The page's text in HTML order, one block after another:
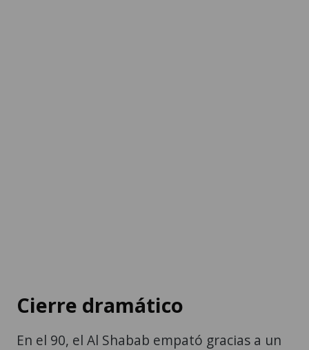
Cierre dramático
En el 90, el Al Shabab empató gracias a un